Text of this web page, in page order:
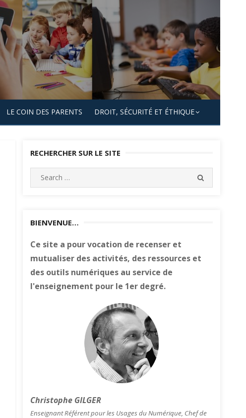
LE COIN DES PARENTS DROIT, SÉCURITÉ ET ÉTHIQUE
RECHERCHER SUR LE SITE
Search
for:
BIENVENUE…
Ce site a pour vocation de recenser et
mutualiser des activités, des ressources et
des outils numériques au service de
l'enseignement pour le 1er degré.
Christophe GILGER
Enseignant Référent pour les Usages du Numérique, Chef de